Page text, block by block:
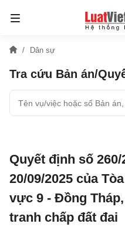
Dân sự
Tra cứu Bản án/
Quyết định số
20/09/2025 của
vực 9 - Đồng
tranh chấp đất đai